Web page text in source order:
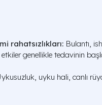
rahatsızlıkları: Bulantı,
etkiler genellikle tedavinin
uyku hali, canlı